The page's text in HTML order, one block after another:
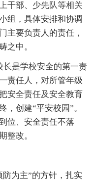
干部、少先队等相关
组，具体安排和协调
主要负责人的责任，
之中。
长是学校安全的第一责
责任人，对所管年级
安全责任及安全教育
，创建“平安校园”。
位、安全责任不落
整改。
为主”的方针，扎实